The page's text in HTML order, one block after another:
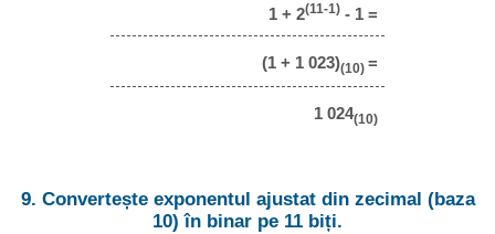
1 + 2(11-1) - 1 =
(1 + 1 023)(10) =
1 024(10)
9. Convertește exponentul ajustat din zecimal (baza
10) în binar pe 11 biți.